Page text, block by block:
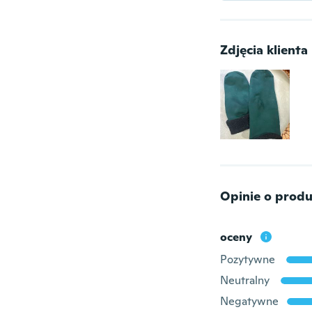
Zdjęcia klienta
Opinie o
oceny
Pozytywne
Neutralny
Negatywne